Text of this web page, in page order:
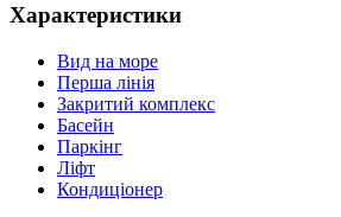
Характеристики
Вид на море
Перша лінія
Закритий комплекс
Басейн
Паркінг
Ліфт
Кондиціонер